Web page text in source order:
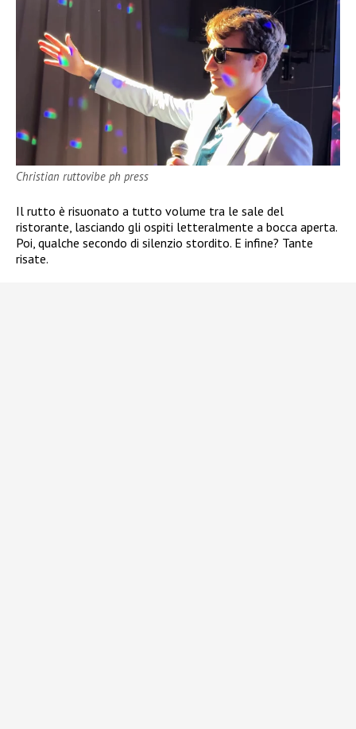
Christian ruttovibe ph press
Il rutto è risuonato a tutto volume tra le sale del
ristorante, lasciando gli ospiti letteralmente a bocca aperta.
Poi, qualche secondo di silenzio stordito. E infine? Tante
risate.